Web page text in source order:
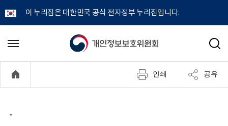
이 누리집은 대한민국 공식 전자정부 누리집입니다.
개
정
메
기
검
인쇄 공유
-